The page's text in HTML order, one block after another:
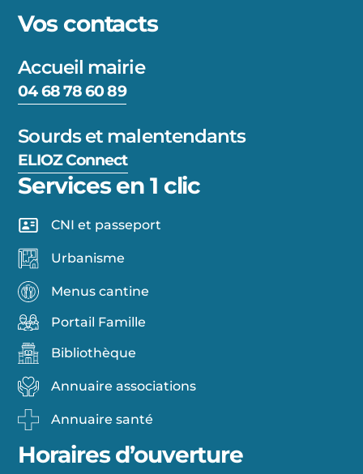
Vos contacts
Accueil mairie
04 68 78 60 89
Sourds et malentendants
ELIOZ Connect
Services en 1 clic
CNI et passeport
Urbanisme
Menus cantine
Portail Famille
Bibliothèque
Annuaire associations
Annuaire santé
Horaires d’ouverture